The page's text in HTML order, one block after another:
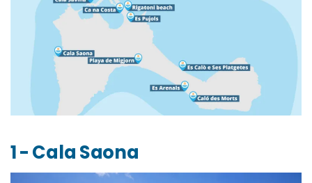
1 - Cala Saona